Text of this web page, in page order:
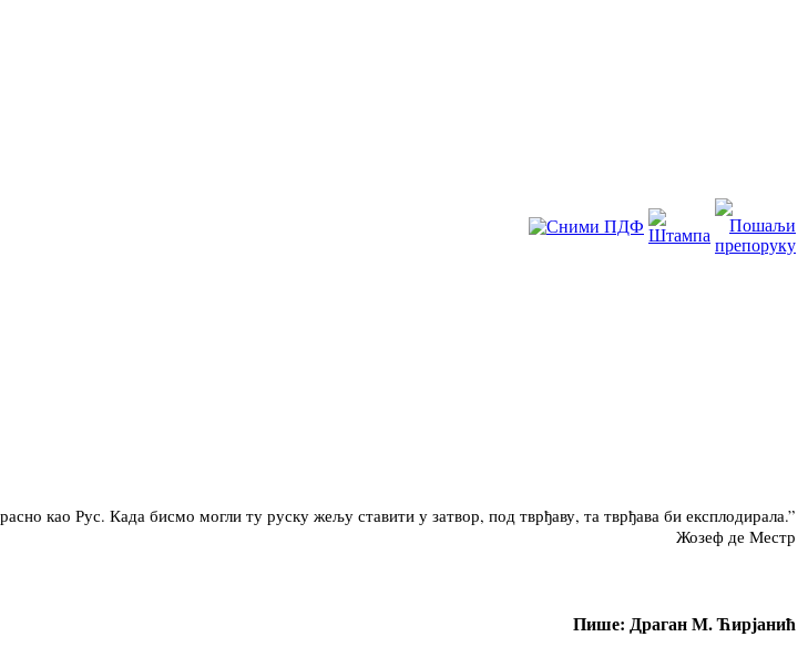
као Рус. Када бисмо могли ту руску жељу ставити у затвор, под тврђаву, та тврђава би експлодирала.”
Жозеф де Местр
Пише: Драган М. Ћирјанић